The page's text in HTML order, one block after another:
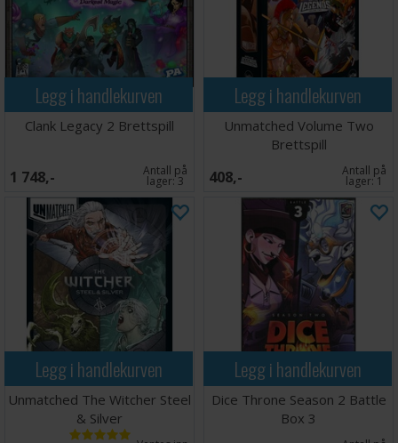
Legg i handlekurven
Clank Legacy 2 Brettspill
1 748,- Antall på
lager:3
Legg i handlekurven
Unmatched Volume Two
Brettspill
408,- Antall på
lager:1
Legg i handlekurven
Unmatched The Witcher Steel
& Silver
Legg i handlekurven
Dice Throne Season 2 Battle
Box 3